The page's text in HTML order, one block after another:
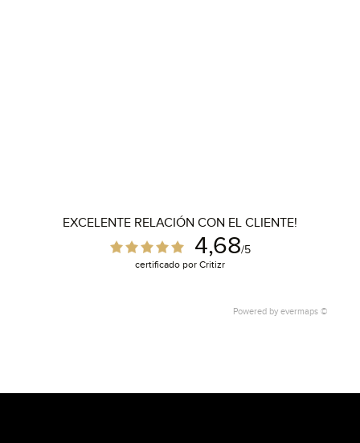
EXCELENTE RELACIÓN CON EL CLIENTE!
4,68/5
certificado por Critizr
Powered by evermaps ©